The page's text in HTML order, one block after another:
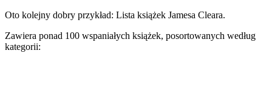
Oto kolejny dobry przykład: Lista książek Jamesa Cleara.
Zawiera ponad 100 wspaniałych książek, posortowanych według
kategorii: